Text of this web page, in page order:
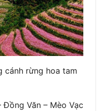
cánh rừng hoa tam
Đồng Văn – Mèo Vạc